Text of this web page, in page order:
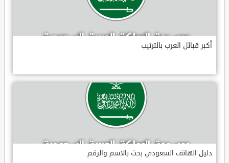
أكبر قبائل العرب بالترتيب
دليل الهاتف السعودي بحث بالاسم والرقم